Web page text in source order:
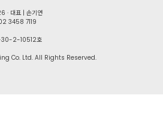
· 대표 | 손기연
34​58 7119
30-2-10512호
Co. Ltd. All Rights Reserved.